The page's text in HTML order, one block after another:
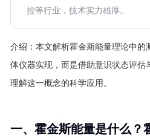
控等行业，技术实力雄厚。
介绍： 本文解析霍金斯能量理论中的
体仪器实现，而是借助意识状态评估
理解这一概念的科学应用。
一、霍金斯能量是什么？